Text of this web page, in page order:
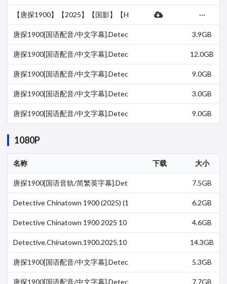
盘
【唐探1900】【2025】【国影】【H
动作/犯罪】-百度网盘
···
唐探1900[国语配音/中文字幕].Detec
EB-DL.H265.DDP5…
3.9GB
唐探1900[国语配音/中文字幕].Detec
EB-DL.H265.EDR.…
12.0GB
唐探1900[国语配音/中文字幕].Detec
EB-DL.H265.HDR.…
9.0GB
唐探1900[国语配音/中文字幕].Detec
EB-DL.DDP5.1.H2…
3.0GB
唐探1900[国语配音/中文字幕].Detec
9.0GB
1080P
名称 下载 大小
唐探1900[国语音轨/简繁英字幕].Det
7.5GB
Detective Chinatown 1900 (2025) (1
6.2GB
Detective Chinatown 1900 2025 10
4.6GB
Detective.Chinatown.1900.2025.10
14.3GB
唐探1900[国语配音/中文字幕].Detec
F.WEB-DL.DDP.5.…
5.3GB
唐探1900[国语配音/中文字幕].Detec
7.7GB